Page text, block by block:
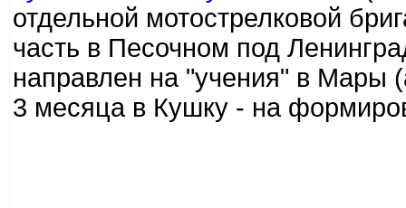
отдельной мотострелковой
часть в Песочном под
направлен на "учения" в Мары
3 месяца в Кушку - на